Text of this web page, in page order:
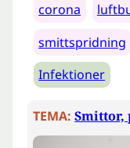
corona
smittspridning
Infektioner
TEMA: Smittor,